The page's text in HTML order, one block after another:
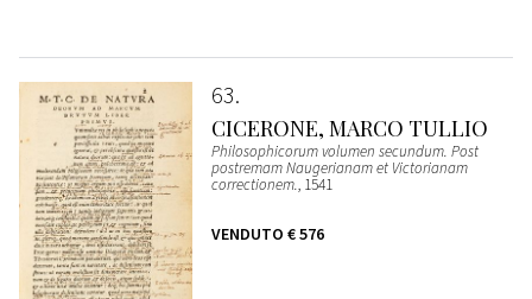
63
CICERONE, MARCO TULLIO
Philosophicorum volumen secundum. Post
postremam Naugerianam et Victorianam
correctionem., 1541
VENDUTO € 576